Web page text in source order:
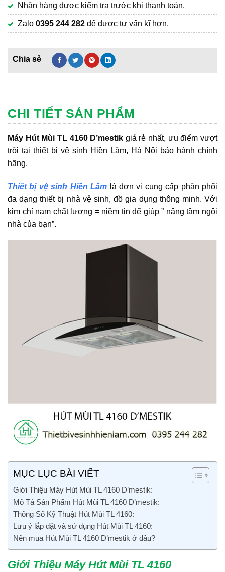
Nhận hàng được kiểm tra trước khi thanh toán.
Zalo 0395 244 282 để được tư vấn kĩ hơn.
CHI TIẾT SẢN PHẨM
Máy Hút Mùi TL 4160 D’mestik giá rẻ nhất, ưu điểm vượt
trội tại thiết bị vệ sinh Hiền Lâm, Hà Nội bảo hành chính
hãng.
Thiết bị vệ sinh Hiền Lâm là đơn vị cung cấp phân phối
đa dạng thiết bị nhà vệ sinh, đồ gia dụng thông minh. Với
kim chỉ nam chất lượng = niềm tin để giúp ” nâng tầm ngôi
nhà của bạn”.
MỤC LỤC BÀI VIẾT
Giới Thiệu Máy Hút Mùi TL 4160 D’mestik:
Mô Tả Sản Phẩm Hút Mùi TL 4160 D’mestik:
Thông Số Kỹ Thuật Hút Mùi TL 4160:
Lưu ý lắp đặt và sử dụng Hút Mùi TL 4160:
Nên mua Hút Mùi TL 4160 D’mestik ở đâu?
Giới Thiệu Máy Hút Mùi TL 4160